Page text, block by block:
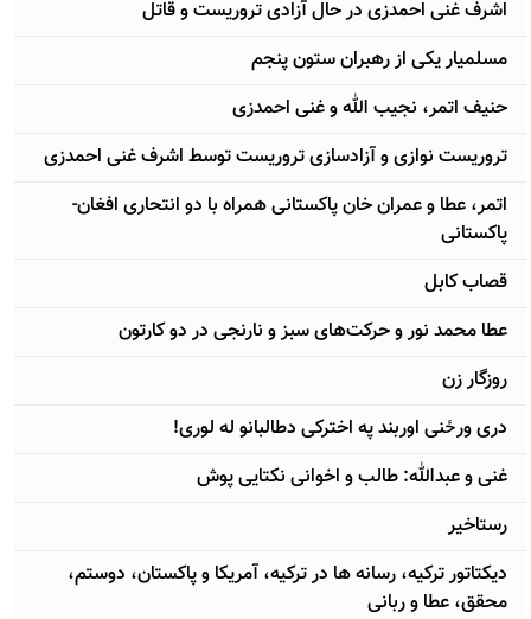
اشرف غنی احمدزی در حال آزادی تروریست و قاتل
مسلمیار یکی از رهبران ستون پنجم
حنیف اتمر، نجیب الله و غنی احمدزی
تروریست نوازی و آزادسازی تروریست توسط اشرف غنی احمدزی
اتمر، عطا و عمران خان پاکستانی همراه با دو انتحاری افغان-
پاکستانی
قصاب کابل
عطا محمد نور و حرکت‌های سبز و نارنجی در دو کارتون
روزگار زن
دری ورځنی اوربند په اخترکی دطالبانو له لوری!
غنی و عبدالله: طالب و اخوانی نکتایی پوش
رستاخیر
دیکتاتور ترکیه، رسانه ها در ترکیه، آمریکا و پاکستان، دوستم،
محقق، عطا و ربانی